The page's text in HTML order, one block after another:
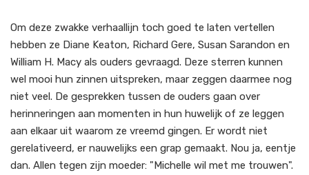
Om deze zwakke verhaallijn toch goed te laten vertellen
hebben ze Diane Keaton, Richard Gere, Susan Sarandon en
William H. Macy als ouders gevraagd. Deze sterren kunnen
wel mooi hun zinnen uitspreken, maar zeggen daarmee nog
niet veel. De gesprekken tussen de ouders gaan over
herinneringen aan momenten in hun huwelijk of ze leggen
aan elkaar uit waarom ze vreemd gingen. Er wordt niet
gerelativeerd, er nauwelijks een grap gemaakt. Nou ja, eentje
dan. Allen tegen zijn moeder: "Michelle wil met me trouwen".